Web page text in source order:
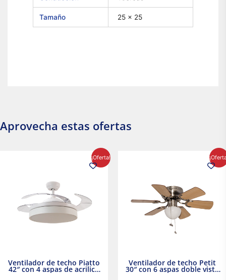
Tamaño 25 x 25
Aprovecha estas ofertas
¡Oferta!
Ventilador de techo Piatto
42″ con 4 aspas de acrilico
transparente
$2,986.97.
precio
actual
Ventilador de techo Petit
30″ con 6 aspas doble vista
Satinado Masterfan
$1,450.23.
precio
actual